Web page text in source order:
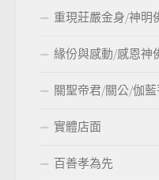
重現莊嚴金身/神明
緣份與感動/感恩神
關聖帝君/關公/伽藍
實體店面
百善孝為先